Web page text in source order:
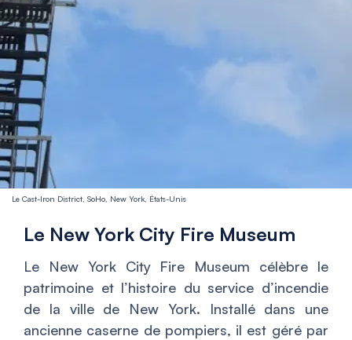
Le Cast-Iron District, SoHo, New York, États-Unis
Le New York City Fire Museum
Le New York City Fire Museum célèbre le
patrimoine et l’histoire du service d’incendie
de la ville de New York. Installé dans une
ancienne caserne de pompiers, il est géré par